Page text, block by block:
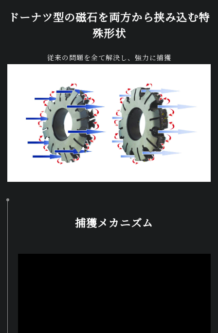
ドーナツ型の磁石を両方から挟み込む特
殊形状
従来の問題を全て解決し、強力に捕獲
捕獲メカニズム